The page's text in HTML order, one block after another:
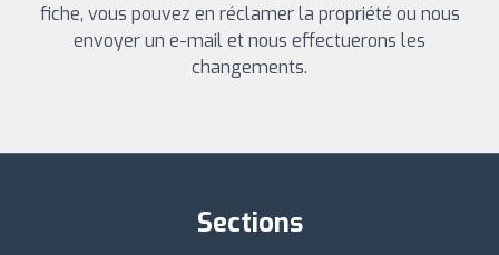
fiche, vous pouvez en réclamer la propriété ou nous
envoyer un e-mail et nous effectuerons les
changements.
Sections